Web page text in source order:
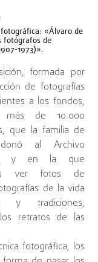
fotográfica: «Álvaro de
fotógrafos de
1973)».
formada por
de fotografías
a los fondos,
de 10.000
que la familia de
al Archivo
y en la que
ver fotos de
de la vida
y tradiciones,
retratos de las
fotográfica, los